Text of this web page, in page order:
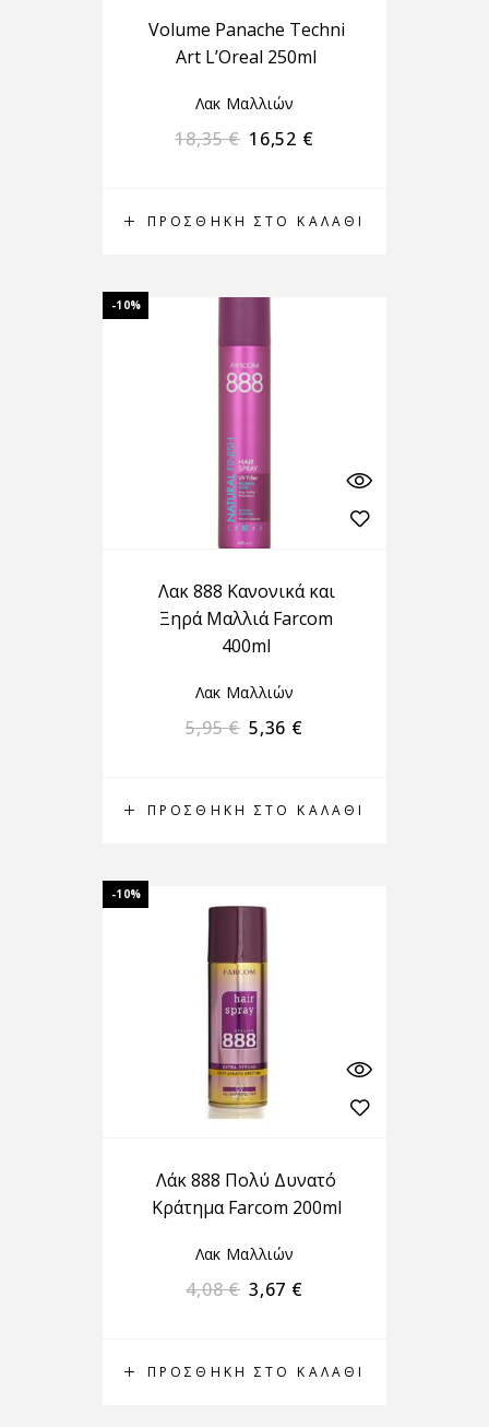
ΠΡΟΣΘΉΚΗ ΣΤΟ ΚΑΛΆΘΙ
Volume Panache Techni
Art L’Oreal 250ml
Λακ Μαλλιών
18,35€ 16,52 €
-10%
ΠΡΟΣΘΉΚΗ ΣΤΟ ΚΑΛΆΘΙ
Λακ 888 Κανονικά και
Ξηρά Μαλλιά Farcom
400ml
Λακ Μαλλιών
5,95€ 5,36 €
-10%
ΠΡΟΣΘΉΚΗ ΣΤΟ ΚΑΛΆΘΙ
Λάκ 888 Πολύ Δυνατό
Κράτημα Farcom 200ml
Λακ Μαλλιών
4,08€ 3,67 €